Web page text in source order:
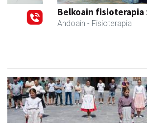
Belkoain fisioterapia zerbitzua
Andoain - Fisioterapia